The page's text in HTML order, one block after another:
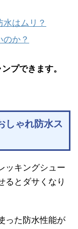
はムリ？
のか？
プできます。
しゃれ防水ス
ッキングシュー
るとダサくなり
った防水性能が